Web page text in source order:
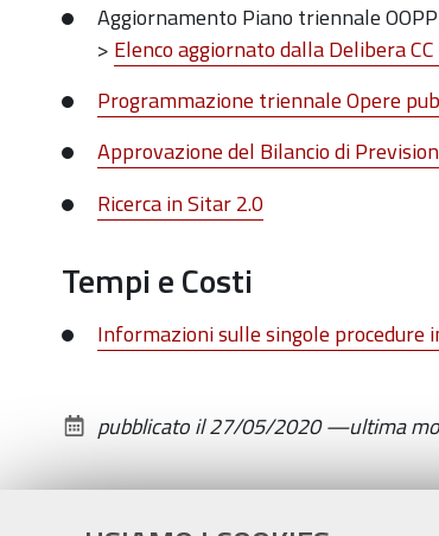
Aggiornamento Piano triennale
> Elenco aggiornato dalla Delibera
Programmazione triennale Opere
Approvazione del Bilancio di
Ricerca in Sitar 2.0
Tempi e Costi
Informazioni sulle singole
pubblicato il27/05/2020—ultima